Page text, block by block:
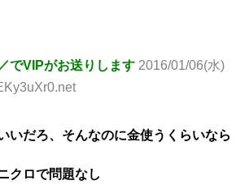
でVIPがお送りします 2016/01/06(水)
いだろ、そんなのに金使うくらいなら
クロで問題なし